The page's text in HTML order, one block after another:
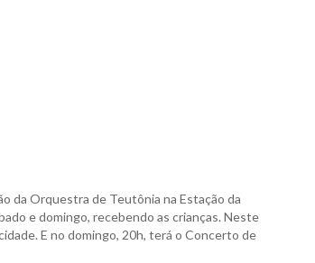
da Orquestra de Teutônia na Estação da
e domingo, recebendo as crianças. Neste
E no domingo, 20h, terá o Concerto de